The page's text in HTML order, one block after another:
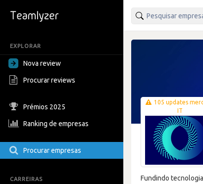
EXPLORAR
Nova review
Procurar reviews
Prémios 2025
Ranking de empresas
Procurar empresas
CARREIRAS
105 updates
IT
Fundindo